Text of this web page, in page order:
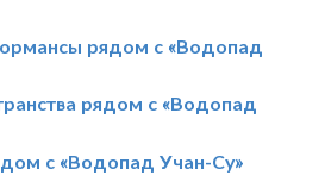
рядом с «Водопад
рядом с «Водопад
с «Водопад Учан-Су»